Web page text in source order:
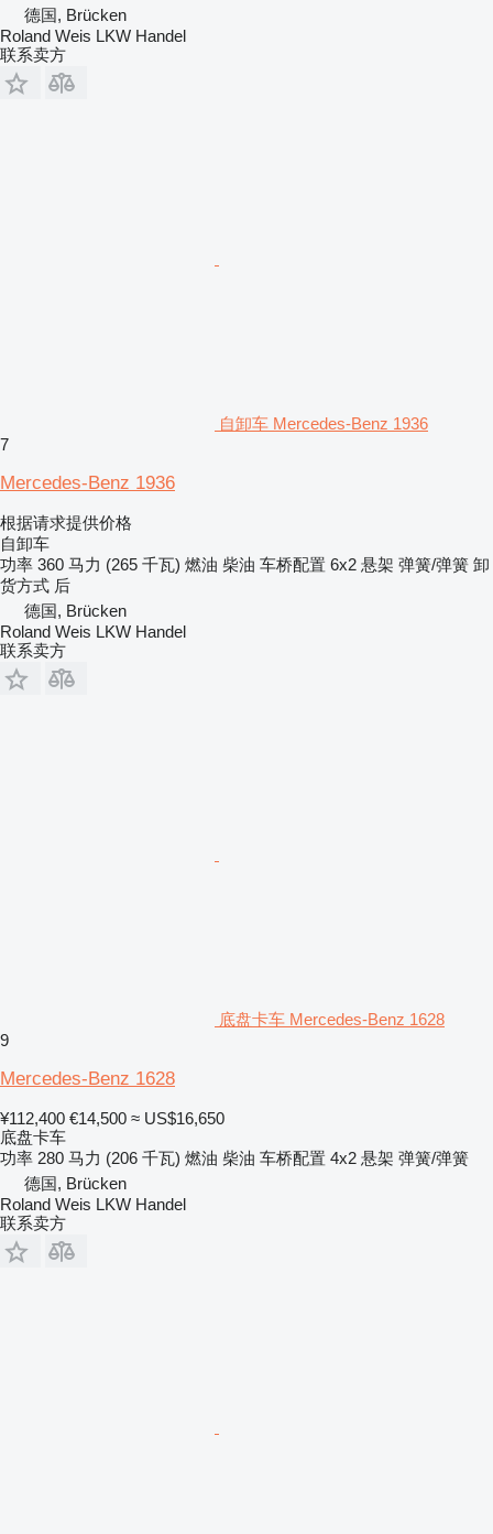
德国, Brücken
Roland Weis LKW Handel
联系卖方
自卸车 Mercedes-Benz 1936
7
Mercedes-Benz 1936
根据请求提供价格
自卸车
功率 360 马力 (265 千瓦) 燃油 柴油 车桥配置 6x2 悬架 弹簧/弹簧 卸
货方式 后
德国, Brücken
Roland Weis LKW Handel
联系卖方
底盘卡车 Mercedes-Benz 1628
9
Mercedes-Benz 1628
¥112,400 €14,500 ≈ US$16,650
底盘卡车
功率 280 马力 (206 千瓦) 燃油 柴油 车桥配置 4x2 悬架 弹簧/弹簧
德国, Brücken
Roland Weis LKW Handel
联系卖方